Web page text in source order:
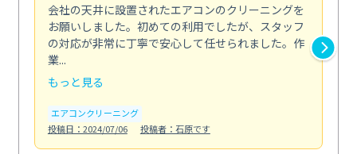
会社の天井に設置されたエアコンのクリーニングを
お願いしました。初めての利用でしたが、スタッフ
の対応が非常に丁寧で安心して任せられました。作
業...
もっと見る
エアコンクリーニング
投稿日：2024/07/06
投稿者：石原です